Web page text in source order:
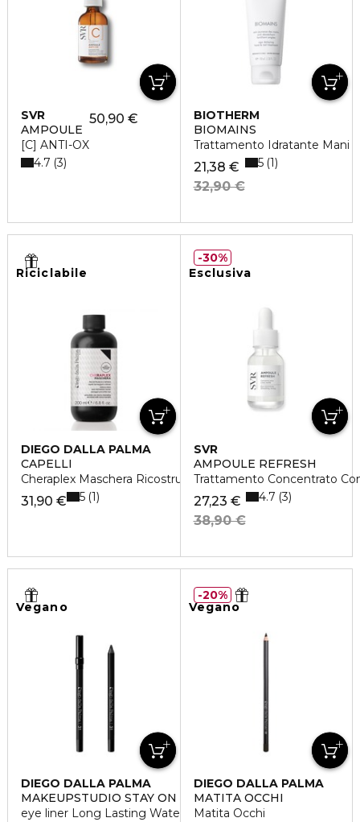
SVR
AMPOULE
[C] ANTI-OX
50,90 €
4.7 3
BIOTHERM
BIOMAINS
Trattamento Idratante Mani
21,38 €
32,90 €
5 1
Riciclabile
DIEGO DALLA PALMA
CAPELLI
Cheraplex Maschera Ricostruisce e Ripara
31,90 € 5 1
Esclusiva
SVR
AMPOULE REFRESH
Trattamento Concentrato
27,23 €
38,90 €
4.7 3
30%
Vegano
DIEGO DALLA PALMA
MAKEUPSTUDIO STAY ON ME
eye liner Long Lasting Water resistant
Vegano
DIEGO DALLA PALMA
MATITA OCCHI
Matita Occhi
20%